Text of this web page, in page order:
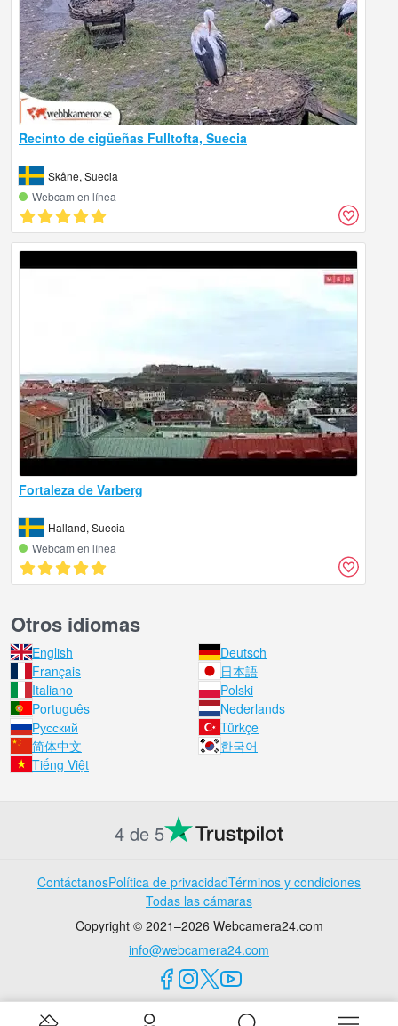
Recinto de cigüeñas Fulltofta, Suecia
Skåne, Suecia
Webcam en línea
Fortaleza de Varberg
Halland, Suecia
Webcam en línea
Otros idiomas
English
Deutsch
Français
日本語
Italiano
Polski
Português
Nederlands
Русский
Türkçe
简体中文
한국어
Tiếng Việt
4 de 5
ContáctanosPolítica de privacidadTérminos y condiciones
Todas las cámaras
Copyright © 2021–2026 Webcamera24.com
info@webcamera24.com